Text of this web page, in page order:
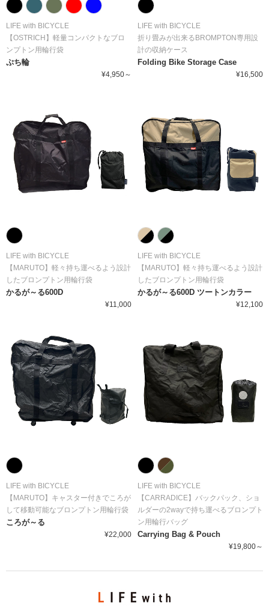
LIFE with BICYCLE
【OSTRICH】軽量コンパクトなブロ
ンプトン用輪行袋
ぷち輪
¥4,950～
LIFE with BICYCLE
折り畳みが出来るBROMPTON専用設
計の収納ケース
Folding Bike Storage Case
¥16,500
LIFE with BICYCLE
【MARUTO】軽々持ち運べるよう設計
したブロンプトン用輪行袋
かるが～る600D
¥11,000
LIFE with BICYCLE
【MARUTO】軽々持ち運べるよう設計
したブロンプトン用輪行袋
かるが～る600D ツートンカラー
¥12,100
LIFE with BICYCLE
【MARUTO】キャスター付きでころが
して移動可能なブロンプトン用輪行袋
ころが～る
¥22,000
LIFE with BICYCLE
【CARRADICE】バックパック、ショ
ルダーの2wayで持ち運べるブロンプト
ン用輪行バッグ
Carrying Bag & Pouch
¥19,800～